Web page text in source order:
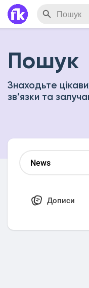
Пошук
Знаходьте
зв’язки та
Дописи